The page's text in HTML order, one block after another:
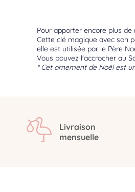
Pour apporter encore plus de
Cette clé magique avec son
elle est utilisée par le Père
Vous pouvez l'accrocher au
* Cet ornement de Noël est
Livraison
mensuelle